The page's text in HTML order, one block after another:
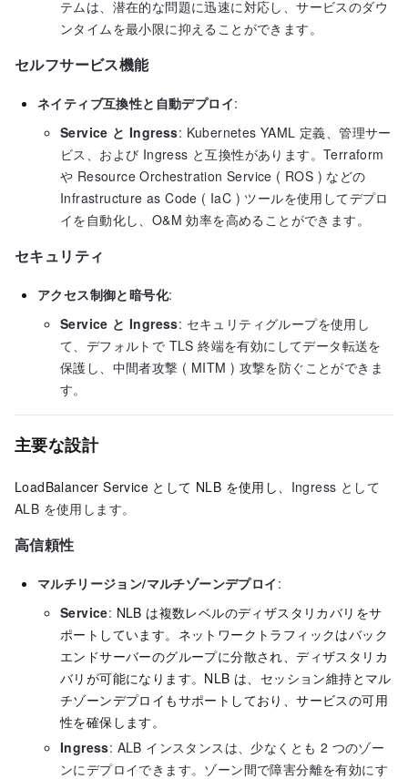
テムは、潜在的な問題に迅速に対応し、サービスのダウ
ンタイムを最小限に抑えることができます。
セルフサービス機能
ネイティブ互換性と自動デプロイ:
Service と Ingress: Kubernetes YAML 定義、管理サー
ビス、および Ingress と互換性があります。Terraform
や Resource Orchestration Service ( ROS ) などの
Infrastructure as Code ( IaC ) ツールを使用してデプロ
イを自動化し、O&M 効率を高めることができます。
セキュリティ
アクセス制御と暗号化:
Service と Ingress: セキュリティグループを使用し
て、デフォルトで TLS 終端を有効にしてデータ転送を
保護し、中間者攻撃 ( MITM ) 攻撃を防ぐことができま
す。
主要な設計
LoadBalancer Service として NLB を使用し、 Ingress として
ALB を使用します。
高信頼性
マルチリージョン/マルチゾーンデプロイ :
Service: NLB は複数レベルのディザスタリカバリをサ
ポートしています。ネットワークトラフィックはバック
エンドサーバーのグループに分散され、ディザスタリカ
バリが可能になります。NLB は、セッション維持とマル
チゾーンデプロイもサポートしており、サービスの可用
性を確保します。
Ingress: ALB インスタンスは、少なくとも 2 つのゾー
ンにデプロイできます。ゾーン間で障害分離を有効にす